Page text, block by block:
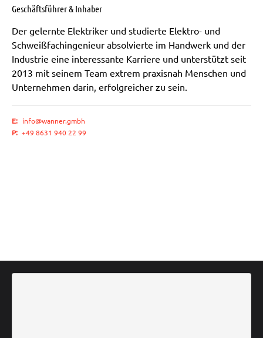
Geschäftsführer & Inhaber
Der gelernte Elektriker und studierte Elektro- und
Schweißfachingenieur absolvierte im Handwerk und der
Industrie eine interessante Karriere und unterstützt seit
2013 mit seinem Team extrem praxisnah Menschen und
Unternehmen darin, erfolgreicher zu sein.
E: info@wanner.gmbh
P: +49 8631 940 22 99